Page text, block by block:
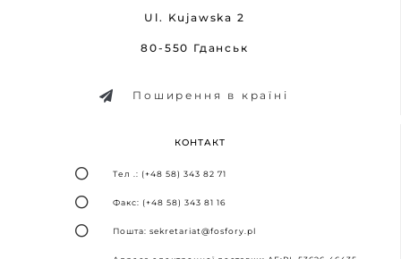
Ul. Kujawska 2
80-550 Гданськ
Поширення в країні
КОНТАКТ
Тел .: (+48 58) 343 82 71
Факс: (+48 58) 343 81 16
Пошта: sekretariat@fosfory.pl